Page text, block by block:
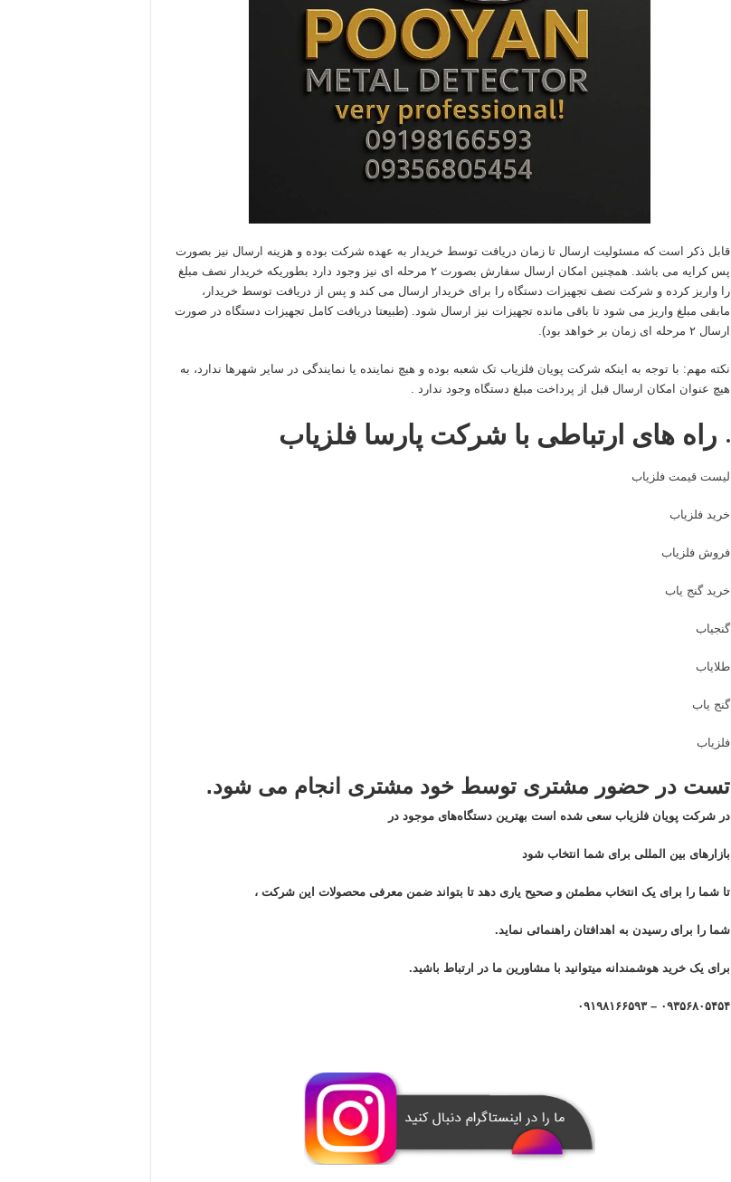
قابل ذکر است که مسئولیت ارسال تا زمان دریافت توسط خریدار به عهده شرکت بوده و هزینه ارسال نیز بصورت
پس کرایه می باشد. همچنین امکان ارسال سفارش بصورت ۲ مرحله ای نیز وجود دارد بطوریکه خریدار نصف مبلغ
را واریز کرده و شرکت نصف تجهیزات دستگاه را برای خریدار ارسال می کند و پس از دریافت توسط خریدار،
مابقی مبلغ واریز می شود تا باقی مانده تجهیزات نیز ارسال شود. (طبیعتا دریافت کامل تجهیزات دستگاه در صورت
ارسال ۲ مرحله ای زمان بر خواهد بود).
نکته مهم: با توجه به اینکه شرکت پویان فلزیاب تک شعبه بوده و هیچ نماینده یا نمایندگی در سایر شهرها ندارد، به
هیچ عنوان امکان ارسال قبل از پرداخت مبلغ دستگاه وجود ندارد .
راه های ارتباطی با شرکت پارسا فلزیاب
لیست قیمت فلزیاب
خرید فلزیاب
فروش فلزیاب
خرید گنج یاب
گنجیاب
طلایاب
گنج یاب
فلزیاب
تست در حضور مشتری توسط خود مشتری انجام می شود.
در شرکت پویان فلزیاب سعی شده است بهترین دستگاه‌های موجود در
بازار‌های بین المللی برای شما انتخاب شود
تا شما را برای یک انتخاب مطمئن و صحیح یاری دهد تا بتواند ضمن معرفی محصولات این شرکت ،
شما را برای رسیدن به اهدافتان راهنمائی نماید.
برای یک خرید هوشمندانه میتوانید با مشاورین ما در ارتباط باشید.
۰۹۳۵۶۸۰۵۴۵۴ – ۰۹۱۹۸۱۶۶۵۹۳